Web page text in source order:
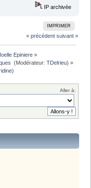
IP archivée
IMPRIMER
« précédent suivant »
Epiniere »
(Modérateur: TDelrieu) »
Aller à: